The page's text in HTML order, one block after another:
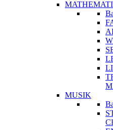
MUSIK